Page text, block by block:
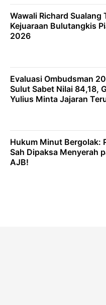
Wawali Richard Sualang
Kejuaraan Bulutangkis
2026
Evaluasi Ombudsman
Sulut Sabet Nilai 84,18,
Yulius Minta Jajaran
Hukum Minut Bergolak:
Sah Dipaksa Menyerah
AJB!